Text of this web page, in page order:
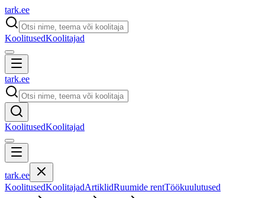
tark.ee
KoolitusedKoolitajad
tark.ee
KoolitusedKoolitajad
tark.ee
KoolitusedKoolitajadArtiklidRuumide rentTöökuulutused